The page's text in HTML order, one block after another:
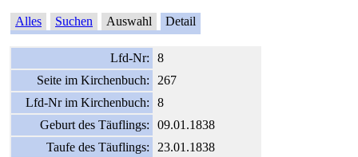
Alles Suchen Auswahl Detail
Lfd-Nr:
8
Seite im Kirchenbuch:
267
Lfd-Nr im Kirchenbuch:
8
Geburt des Täuflings:
09.01.1838
Taufe des Täuflings:
23.01.1838